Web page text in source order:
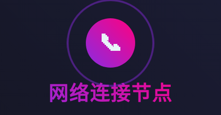
📞
网络连接节点